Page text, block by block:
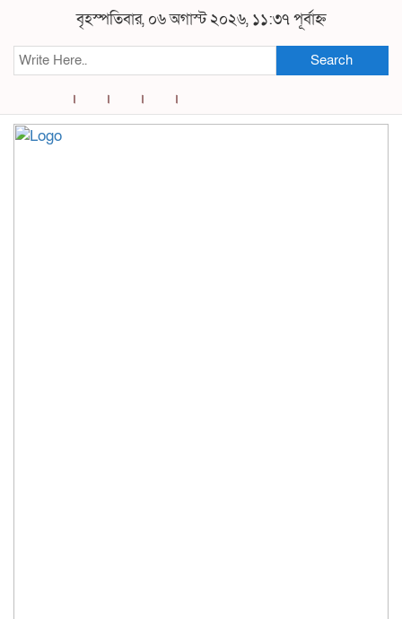
বৃহস্পতিবার, ০৬ অগাস্ট ২০২৬, ১১:৩৭ পূর্বাহ্ন
Search